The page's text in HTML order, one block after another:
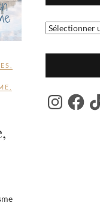
Archives
Instagram